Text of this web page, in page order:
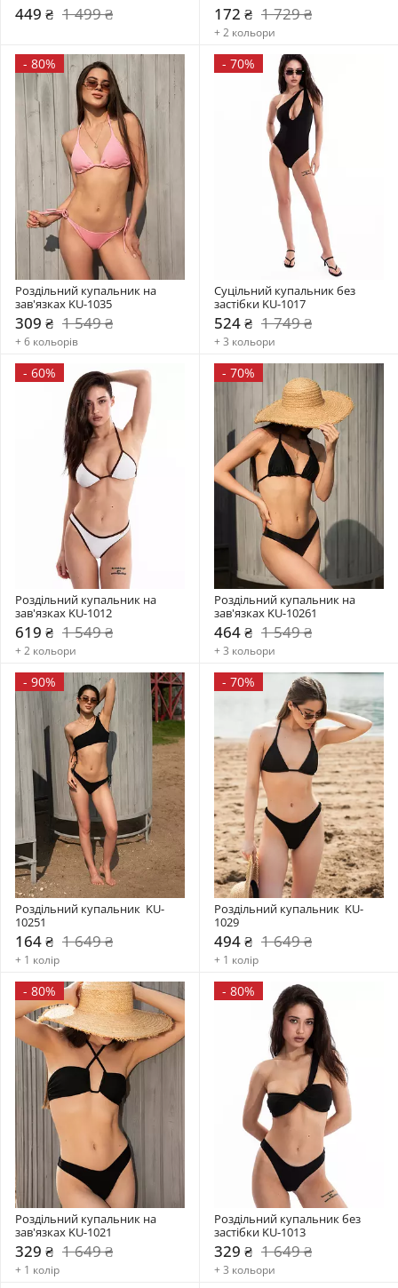
449 ₴ 1 499 ₴ 172 ₴ 1 729 ₴
+ 2 кольори
- 80%
Роздільний купальник на
зав'язках KU-1035
309 ₴ 1 549 ₴
+ 6 кольорів
- 70%
Суцільний купальник без
застібки KU-1017
524 ₴ 1 749 ₴
+ 3 кольори
- 60%
Роздільний купальник на
зав'язках KU-1012
619 ₴ 1 549 ₴
+ 2 кольори
- 70%
Роздільний купальник на
зав'язках KU-10261
464 ₴ 1 549 ₴
+ 3 кольори
- 90%
Роздільний купальник  KU-
10251
164 ₴ 1 649 ₴
+ 1 колір
- 70%
Роздільний купальник  KU-
1029
494 ₴ 1 649 ₴
+ 1 колір
- 80%
Роздільний купальник на
зав'язках KU-1021
329 ₴ 1 649 ₴
+ 1 колір
- 80%
Роздільний купальник без
застібки KU-1013
329 ₴ 1 649 ₴
+ 3 кольори